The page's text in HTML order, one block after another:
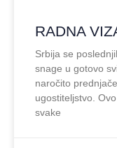
RADNA
Srbija se
snage u gotovo
naročito
ugostiteljstvo.
svake